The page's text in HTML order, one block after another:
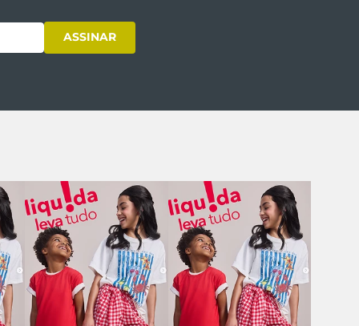
ASSINAR